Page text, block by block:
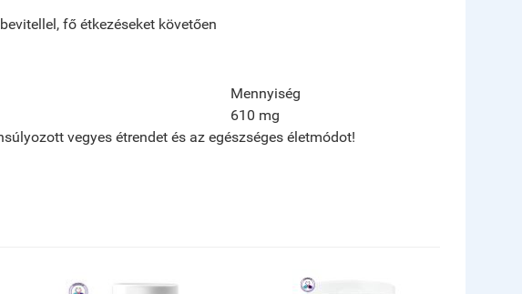
fő étkezéseket követően
Mennyiség
610 mg
vegyes étrendet és az egészséges életmódot!